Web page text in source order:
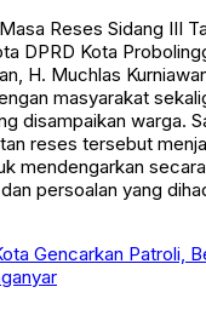
Reses Sidang III
DPRD Kota
H. Muchlas
masyarakat
disampaikan warga.
reses tersebut
mendengarkan
persoalan yang